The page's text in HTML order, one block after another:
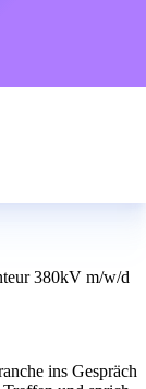
380kV m/w/d
ins Gespräch